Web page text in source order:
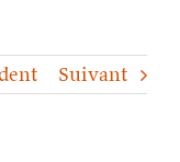
Suivant